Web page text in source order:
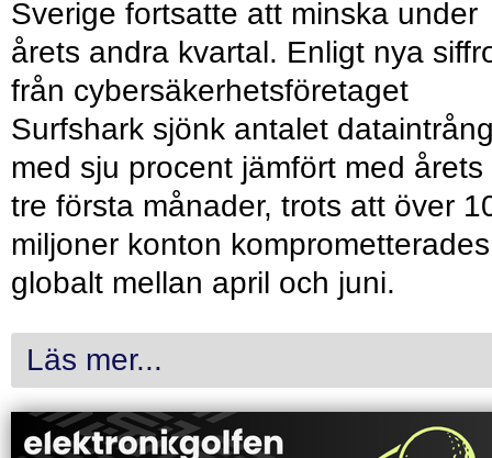
Sverige fortsatte att minska under
årets andra kvartal. Enligt nya
från cybersäkerhetsföretaget
Surfshark sjönk antalet
med sju procent jämfört med årets
tre första månader, trots att över
miljoner konton komprometterades
globalt mellan april och juni.
Läs mer...